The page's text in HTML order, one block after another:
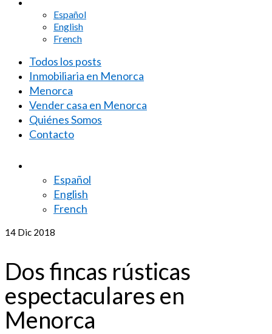
Español
English
French
Todos los posts
Inmobiliaria en Menorca
Menorca
Vender casa en Menorca
Quiénes Somos
Contacto
Español
English
French
14 Dic 2018
Dos fincas rústicas
espectaculares en
Menorca